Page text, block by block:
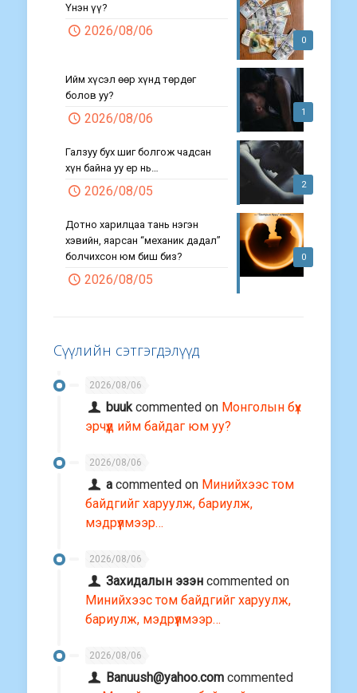
0
Үнэн үү?
2026/08/06
1
Ийм хүсэл өөр хүнд төрдөг
болов уу?
2026/08/06
2
Галзуу бух шиг болгож чадсан
хүн байна уу ер нь…
2026/08/05
0
Дотно харилцаа тань нэгэн
хэвийн, яарсан “механик дадал”
болчихсон юм биш биз?
2026/08/05
Сүүлийн сэтгэгдэлүүд
2026/08/06
buuk commented on Монголын бүх
эрчүүд ийм байдаг юм уу?
2026/08/06
a commented on Минийхээс том
байдгийг харуулж, бариулж,
мэдрүүлмээр…
2026/08/06
Захидалын эзэн commented on
Минийхээс том байдгийг харуулж,
бариулж, мэдрүүлмээр…
2026/08/06
Banuush@yahoo.com commented